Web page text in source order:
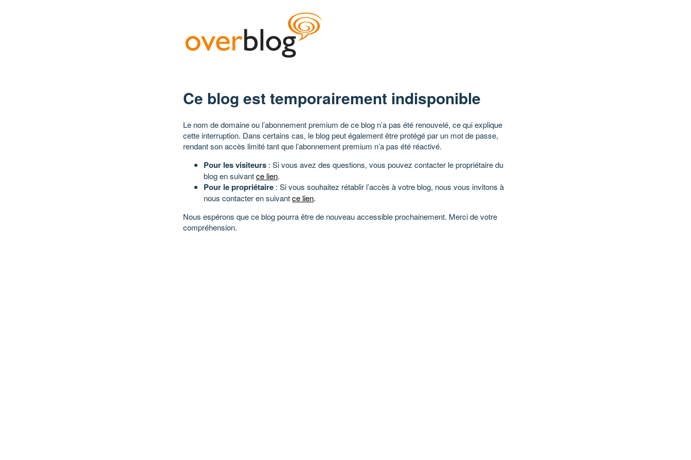
Ce blog est temporairement indisponible
Le nom de domaine ou l’abonnement premium de ce blog n’a pas été renouvelé, ce qui explique
cette interruption. Dans certains cas, le blog peut également être protégé par un mot de passe,
rendant son accès limité tant que l’abonnement premium n’a pas été réactivé.
Pour les visiteurs : Si vous avez des questions, vous pouvez contacter le propriétaire du
blog en suivantce lien.
Pour le propriétaire : Si vous souhaitez rétablir l’accès à votre blog, nous vous invitons à
nous contacter en suivantce lien.
Nous espérons que ce blog pourra être de nouveau accessible prochainement. Merci de votre
compréhension.